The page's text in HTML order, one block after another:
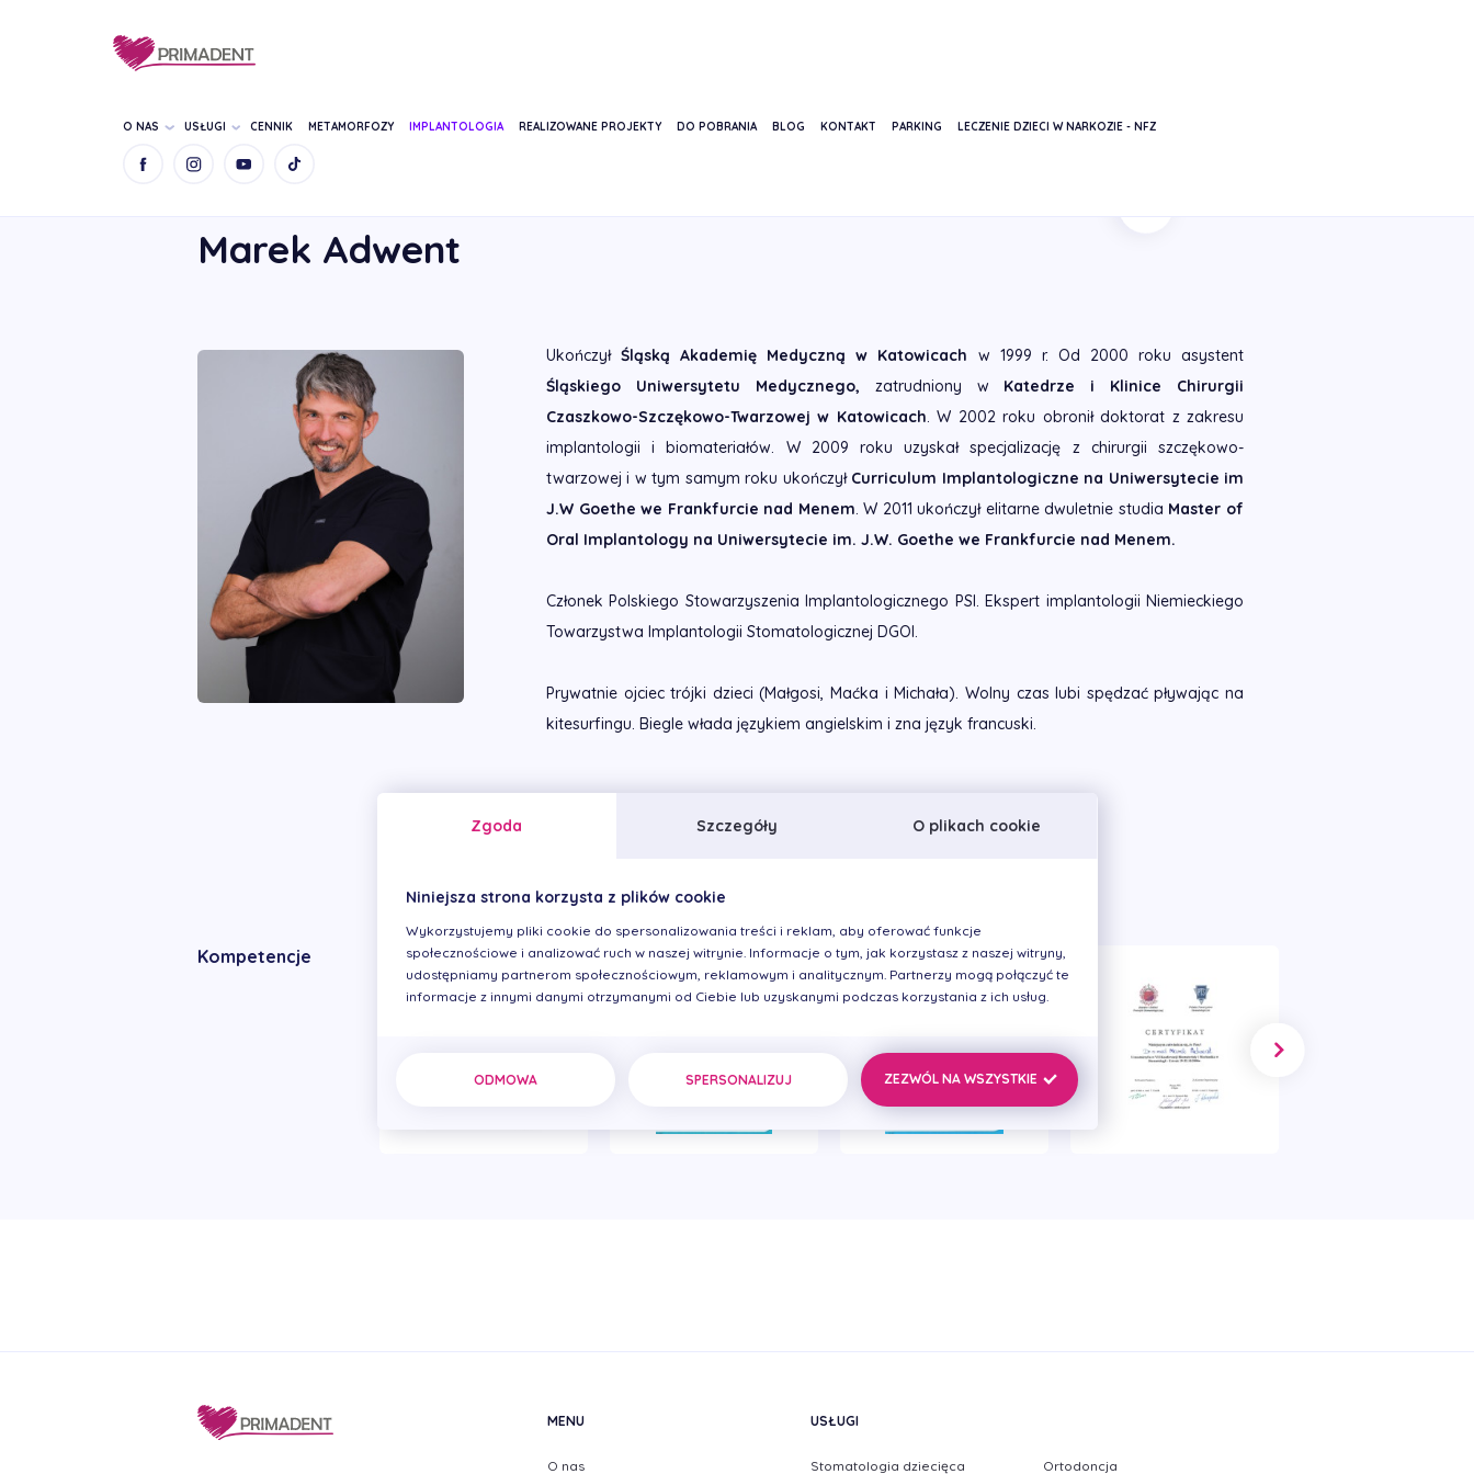
O NAS USŁUGI CENNIK METAMORFOZY IMPLANTOLOGIA REALIZOWANE PROJEKTY DO POBRANIA BLOG KONTAKT PARKING LECZENIE DZIECI W NARKOZIE - NFZ
Marek Adwent
UkończyłŚląską Akademię Medyczną w Katowicach w 1999 r. Od 2000 roku asystent
Śląskiego Uniwersytetu Medycznego, zatrudniony w Katedrze i Klinice Chirurgii
Czaszkowo-Szczękowo-Twarzowej w Katowicach. W 2002 roku obronił doktorat z zakresu
implantologii i biomateriałów. W 2009 roku uzyskał specjalizację z chirurgii szczękowo-
twarzowej i w tym samym roku ukończył Curriculum Implantologiczne na Uniwersytecie im
J.W Goethe we Frankfurcie nad Menem. W 2011 ukończył elitarne dwuletnie studia Master of
Oral Implantology na Uniwersytecie im. J.W. Goethe we Frankfurcie nad Menem.
Członek Polskiego Stowarzyszenia Implantologicznego PSI. Ekspert implantologii Niemieckiego
Towarzystwa Implantologii Stomatologicznej DGOI.
Prywatnie ojciec trójki dzieci (Małgosi, Maćka i Michała). Wolny czas lubi spędzać pływając na
kitesurfingu. Biegle włada językiem angielskim i zna język francuski.
Kompetencje
MENU
O nas
USŁUGI
Stomatologia dziecięca Ortodoncja
Zgoda Szczegóły O plikach cookie
Niniejsza strona korzysta z plików cookie
Wykorzystujemy pliki cookie do spersonalizowania treści i reklam, aby oferować funkcje
społecznościowe i analizować ruch w naszej witrynie. Informacje o tym, jak korzystasz z naszej witryny,
udostępniamy partnerom społecznościowym, reklamowym i analitycznym. Partnerzy mogą połączyć te
informacje z innymi danymi otrzymanymi od Ciebie lub uzyskanymi podczas korzystania z ich usług.
ODMOWA SPERSONALIZUJ ZEZWÓL NA WSZYSTKIE